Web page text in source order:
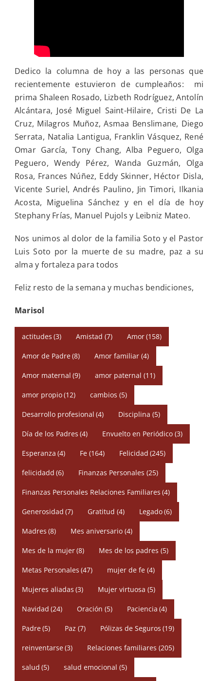
Dedico la columna de hoy a las personas que
recientemente estuvieron de cumpleaños: mi
prima Shaleen Rosado, Lizbeth Rodríguez, Antolín
Alcántara, José Miguel Saint-Hilaire, Cristi De La
Cruz, Milagros Muñoz, Asmaa Benslimane, Diego
Serrata, Natalia Lantigua, Franklin Vásquez, René
Omar García, Tony Chang, Alba Peguero, Olga
Peguero, Wendy Pérez, Wanda Guzmán, Olga
Rosa, Frances Núñez, Eddy Skinner, Héctor Disla,
Vicente Suriel, Andrés Paulino, Jin Timori, Ilkania
Acosta, Miguelina Sánchez y en el día de hoy
Stephany Frías, Manuel Pujols y Leibniz Mateo.
Nos unimos al dolor de la familia Soto y el Pastor
Luis Soto por la muerte de su madre, paz a su
alma y fortaleza para todos
Feliz resto de la semana y muchas bendiciones,
Marisol
actitudes (3) Amistad (7) Amor(158)
Amor de Padre(8) Amor familiar (4)
Amor maternal (9) amor paternal (11)
amor propio(12) cambios (5)
Desarrollo profesional (4) Disciplina (5)
Día de los Padres (4) Envuelto en Periódico (3)
Esperanza (4) Fe (164) Felicidad (245)
felicidadd (6) Finanzas Personales (25)
Finanzas Personales Relaciones Familiares (4)
Generosidad (7) Gratitud (4) Legado(6)
Madres (8) Mes aniversario (4)
Mes de la mujer(8) Mes de los padres (5)
Metas Personales (47) mujer de fe (4)
Mujeres aliadas (3) Mujer virtuosa (5)
Navidad (24) Oración (5) Paciencia (4)
Padre(5) Paz (7) Pólizas de Seguros (19)
reinventarse(3) Relaciones familiares (205)
salud (5) salud emocional (5)